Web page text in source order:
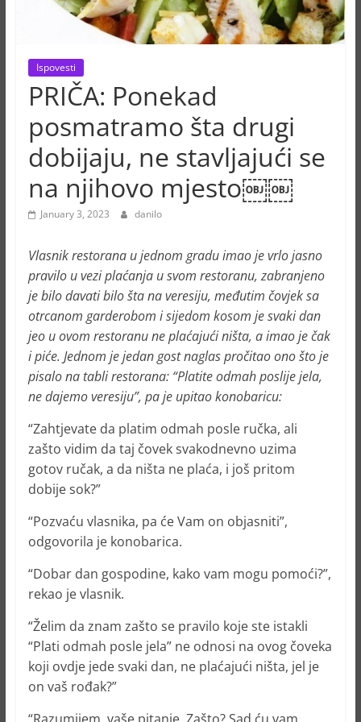
Ispovesti
PRIČA: Ponekad
posmatramo šta drugi
dobijaju, ne stavljajući se
na njihovo mjesto￼￼
January 3, 2023 danilo
Vlasnik restorana u jednom gradu imao je vrlo jasno
pravilo u vezi plaćanja u svom restoranu, zabranjeno
je bilo davati bilo šta na veresiju, međutim čovjek sa
otrcanom garderobom i sijedom kosom je svaki dan
jeo u ovom restoranu ne plaćajući ništa, a imao je čak
i piće. Jednom je jedan gost naglas pročitao ono što je
pisalo na tabli restorana: “Platite odmah poslije jela,
ne dajemo veresiju”, pa je upitao konobaricu:
“Zahtjevate da platim odmah posle ručka, ali
zašto vidim da taj čovek svakodnevno uzima
gotov ručak, a da ništa ne plaća, i još pritom
dobije sok?”
“Pozvaću vlasnika, pa će Vam on objasniti”,
odgovorila je konobarica.
“Dobar dan gospodine, kako vam mogu pomoći?”,
rekao je vlasnik.
“Želim da znam zašto se pravilo koje ste istakli
“Plati odmah posle jela” ne odnosi na ovog čoveka
koji ovdje jede svaki dan, ne plaćajući ništa, jel je
on vaš rođak?”